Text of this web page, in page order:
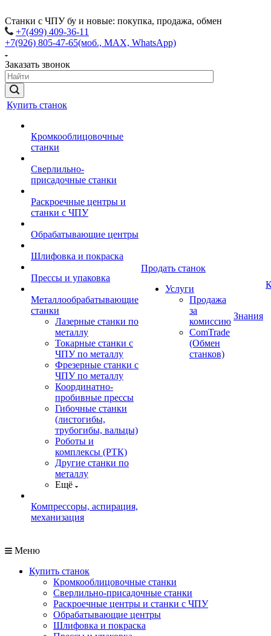
Станки с ЧПУ бу и новые: покупка, продажа, обмен
+7(499) 409-36-11
+7(926) 805-47-65(моб., MAX, WhatsApp)
Заказать звонок
Купить станок
Кромкооблицовочные
станки
Сверлильно-
присадочные станки
Раскроечные центры и
станки с ЧПУ
Обрабатывающие центры
Шлифовка и покраска
Прессы и упаковка
Металлообрабатывающие
станки
Лазерные станки по
металлу
Токарные станки с
ЧПУ по металлу
Фрезерные станки с
ЧПУ по металлу
Координатно-
пробивные прессы
Гибочные станки
(листогибы,
трубогибы, вальцы)
Роботы и
комплексы (РТК)
Другие станки по
металлу
Ещё
Компрессоры, аспирация,
механизация
Продать станок
Услуги
Продажа
за
комиссию
ComTrade
(Обмен
станков)
Знания
Меню
Купить станок
Кромкооблицовочные станки
Сверлильно-присадочные станки
Раскроечные центры и станки с ЧПУ
Обрабатывающие центры
Шлифовка и покраска